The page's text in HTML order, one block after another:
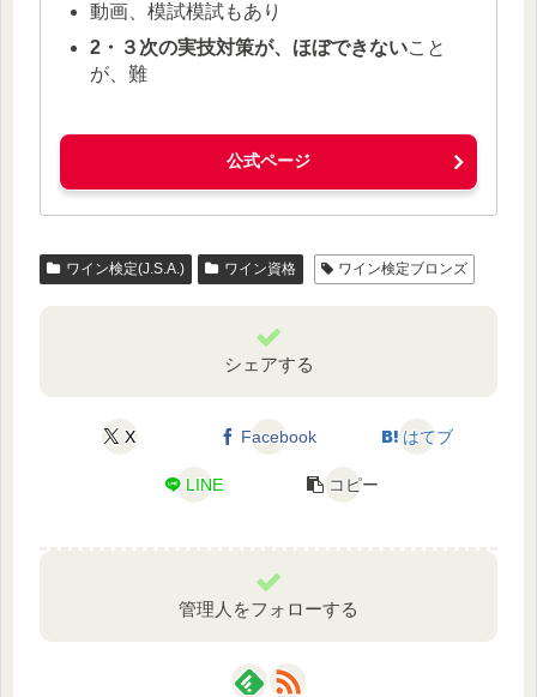
動画、模試模試もあり
2・３次の実技対策が、ほぼできないこと
が、難
公式ページ
ワイン検定(J.S.A.) ワイン資格 ワイン検定ブロンズ
シェアする
X Facebook はてブ
LINE コピー
管理人をフォローする